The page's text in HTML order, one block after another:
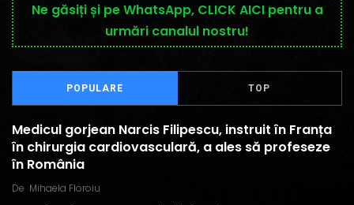
Ne găsiți și pe WhatsApp, CLICK AICI pentru a
urmări canalul nostru!
POPULARE TOP
Medicul gorjean Narcis Filipescu, instruit în Franța
în chirurgia cardiovasculară, a ales să profeseze
în România
De Mihaela Floroiu